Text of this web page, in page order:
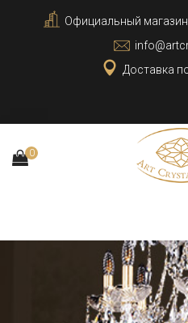
Официальный
Доставка
0